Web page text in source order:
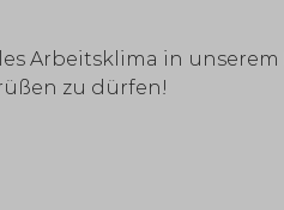
Arbeitsklima in unserem
zu dürfen!